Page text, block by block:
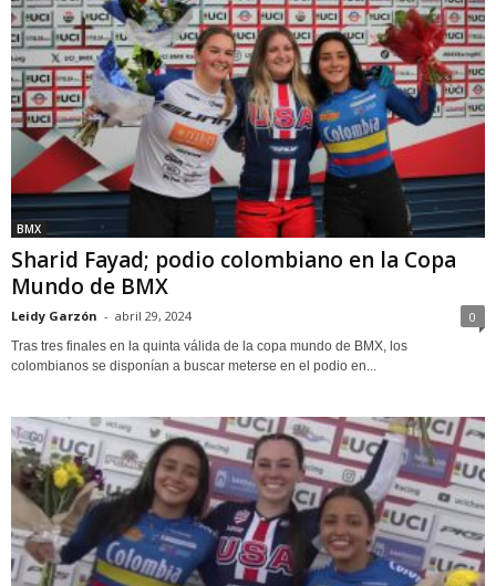
BMX
Sharid Fayad; podio colombiano en la Copa
Mundo de BMX
Leidy Garzón - abril 29, 2024 0
Tras tres finales en la quinta válida de la copa mundo de BMX, los
colombianos se disponían a buscar meterse en el podio en...